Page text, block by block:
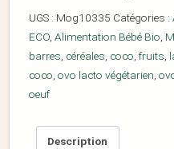
UGS : Mog10335 Catégories :
ECO, Alimentation Bébé Bio,
barres, céréales, coco, fruits,
coco, ovo lacto végétarien,
oeuf
Description